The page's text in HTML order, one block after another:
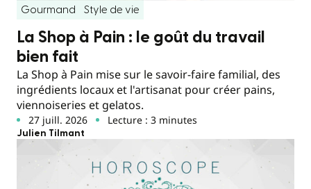
Gourmand Style de vie
La Shop à Pain : le goût du travail
bien fait
La Shop à Pain mise sur le savoir-faire familial, des
ingrédients locaux et l'artisanat pour créer pains,
viennoiseries et gelatos.
27 juill. 2026 Lecture : 3 minutes
Julien Tilmant